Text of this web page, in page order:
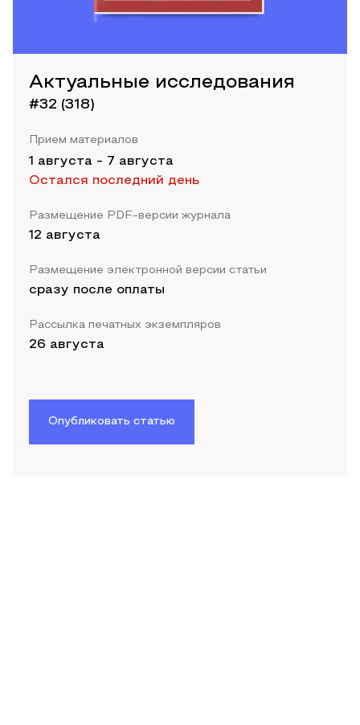
Актуальные исследования
#32 (318)
Прием материалов
1 августа - 7 августа
Остался последний день
Размещение PDF-версии журнала
12 августа
Размещение электронной версии статьи
сразу после оплаты
Рассылка печатных экземпляров
26 августа
Опубликовать статью